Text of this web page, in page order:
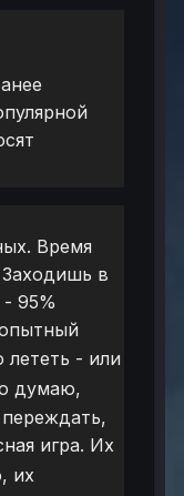
Время
в
95%
лететь - или
думаю,
игра. Их
их